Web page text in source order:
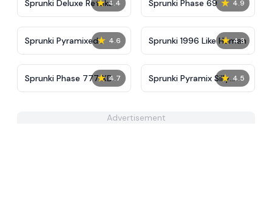
★ 4.4
Sprunki Deluxe Retake ★ 4.9
Sprunki Phase 69
★ 4.6
Sprunki Pyramixed
Regretful
★ 4.3
Sprunki 1996 Like Human
★ 4.7
Sprunki Phase 777 XD ★ 4.5
Sprunki Pyramix Silly
Edition
Advertisement